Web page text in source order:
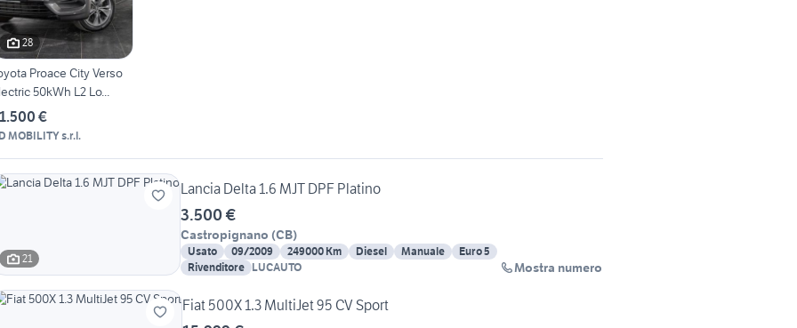
28
Proace City Verso
50kWh L2 Lo...
€
MOBILITY s.r.l.
21
Lancia Delta 1.6 MJT DPF Platino
3.500 €
Castropignano (CB)
Usato 09/2009 249000 Km Diesel Manuale
Euro 5
Rivenditore LUCAUTO Mostra numero
Fiat 500X 1.3 MultiJet 95 CV Sport